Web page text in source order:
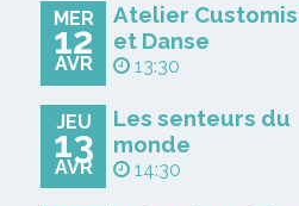
MER
12
AVR
Atelier
et Danse
13:30
JEU
13
AVR
Les senteurs du
monde
14:30